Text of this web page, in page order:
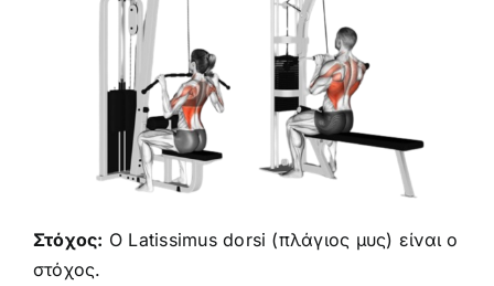
Στόχος: Ο Latissimus dorsi (πλάγιος μυς) είναι ο
στόχος.